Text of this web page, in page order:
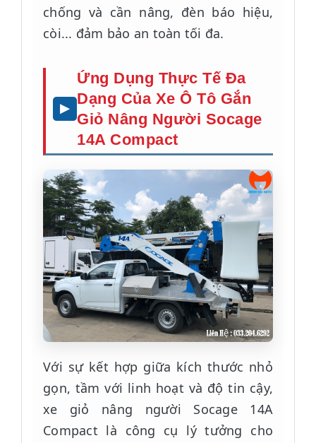
chống và cần nâng, đèn báo hiệu,
còi... đảm bảo an toàn tối đa.
Ứng Dụng Thực Tế Đa
Dạng Của Xe Ô Tô Gắn
Giỏ Nâng Người Socage
14A Compact
Với sự kết hợp giữa kích thước nhỏ
gọn, tầm với linh hoạt và độ tin cậy,
xe giỏ nâng người Socage 14A
Compact là công cụ lý tưởng cho